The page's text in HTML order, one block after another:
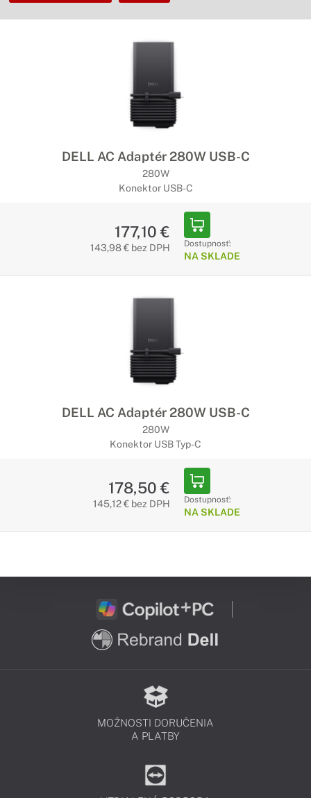
DELL AC Adaptér 280W USB-C
280W
Konektor USB-C
177,10 €
143,98 € bez DPH Dostupnosť:
NA SKLADE
DELL AC Adaptér 280W USB-C
280W
Konektor USB Typ-C
178,50 €
145,12 € bez DPH Dostupnosť:
NA SKLADE
MOŽNOSTI DORUČENIA
A PLATBY